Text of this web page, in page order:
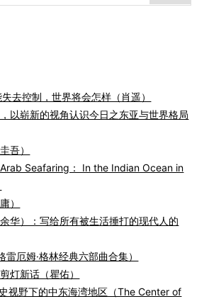
去控制，世界将会怎样（肖遥）
以崭新的视角认识今日之东亚与世界格局
吾）
Seafaring： In the Indian Ocean in
）
华）：写给所有被生活捶打的现代人的
厄姆·格林经典六部曲合集）
灯新话（瞿佑）
视野下的中东海湾地区（The Center of